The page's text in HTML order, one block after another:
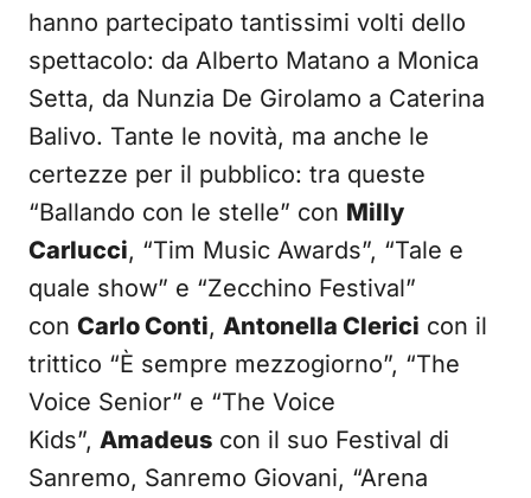
hanno partecipato tantissimi volti dello
spettacolo: da Alberto Matano a Monica
Setta, da Nunzia De Girolamo a Caterina
Balivo. Tante le novità, ma anche le
certezze per il pubblico: tra queste
“Ballando con le stelle” con Milly
Carlucci, “Tim Music Awards”, “Tale e
quale show” e “Zecchino Festival”
con Carlo Conti, Antonella Clerici con il
trittico “È sempre mezzogiorno”, “The
Voice Senior” e “The Voice
Kids”, Amadeus con il suo Festival di
Sanremo, Sanremo Giovani, “Arena